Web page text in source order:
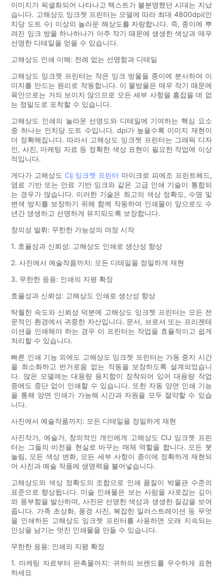
이미지가 픽셀화되어 나타나고 텍스트가 불분명했던 시대는 지났
습니다. 고해상도 잉크젯 프린터는 모델에 따라 최대 4800dpi(인
치당 도트 수) 이상의 놀라운 해상도를 자랑합니다. 즉, 종이에 뿌
려진 잉크 방울 하나하나가 아주 작기 때문에 생생한 색상과 매우
선명한 디테일을 얻을 수 있습니다.
고해상도 인쇄 이해: 전례 없는 선명함과 디테일
고해상도 잉크젯 프린터는 작은 잉크 방울을 종이에 분사하여 이
미지를 만드는 원리로 작동합니다. 이 물방울은 매우 작기 때문에
육안으로는 거의 보이지 않으므로 모든 세부 사항을 흠잡을 데 없
는 정밀도로 포착할 수 있습니다.
고해상도 인쇄의 놀라운 선명도와 디테일에 기여하는 핵심 요소
중 하나는 인치당 도트 수입니다. dpi가 높을수록 이미지 재현이
더 정확해집니다. 따라서 고해상도 잉크젯 프린터는 그래픽 디자
인, 사진, 마케팅 자료 등 정확한 색상 표현이 필요한 작업에 이상
적입니다.
게다가 고해상도 Cij 잉크젯 프린터 마이크로 피에조 프린트헤드,
염료 기반 또는 안료 기반 잉크와 같은 고급 인쇄 기술이 통합되
는 경우가 많습니다. 이러한 기술은 최고의 색상 정확도, 수명 및
변색 방지를 보장하기 위해 함께 작동하여 인쇄물이 앞으로도 수
년간 생생하고 선명하게 유지되도록 보장합니다.
창의성 발휘: 무한한 가능성의 여정 시작
1. 효율성과 신뢰성: 고해상도 인쇄로 생산성 향상
2. 사진에서 예술작품까지: 모든 디테일을 정밀하게 재현
3. 무한한 응용: 인쇄의 지평 확장
효율성과 신뢰성: 고해상도 인쇄로 생산성 향상
탁월한 속도와 신뢰성 덕분에 고해상도 잉크젯 프린터는 모든 전
문적인 환경에서 귀중한 자산입니다. 문서, 브로셔 또는 프리젠테
이션을 인쇄해야 하는 경우 이 프린터는 작업을 효율적이고 쉽게
처리할 수 있습니다.
빠른 인쇄 기능 외에도 고해상도 잉크젯 프린터는 가동 중지 시간
을 최소화하고 번거로움 없는 작동을 보장하도록 설계되었습니
다. 많은 모델에는 대용량 용지함이 장착되어 있어 대용량 작업
중에도 중단 없이 인쇄할 수 있습니다. 또한 자동 양면 인쇄 기능
을 통해 양면 인쇄가 가능해 시간과 자원을 모두 절약할 수 있습
니다.
사진에서 예술작품까지: 모든 디테일을 정밀하게 재현
사진작가, 예술가, 창의적인 개인에게 고해상도 CIJ 잉크젯 프린
터는 그들의 비전을 현실로 바꾸는 매체 역할을 합니다. 모든 붓
놀림, 모든 색상 변화, 모든 세부 사항이 종이에 정확하게 재현되
어 사진과 예술 작품에 생명력을 불어넣습니다.
고해상도와 색상 정확도의 조합으로 인쇄 품질이 박물관 수준의
표준으로 향상됩니다. 미술 인쇄물은 보는 사람을 사로잡는 깊이
와 풍부함을 발산하며, 사진은 선명한 색상과 생생한 질감을 보여
줍니다. 가족 초상화, 풍경 사진, 복잡한 일러스트레이션 등 무엇
을 인쇄하든 고해상도 잉크젯 프린터를 사용하면 오래 지속되는
인상을 남기는 멋진 인쇄물을 만들 수 있습니다.
무한한 응용: 인쇄의 지평 확장
1. 마케팅 자료부터 판촉물까지: 귀하의 브랜드를 우수하게 표현
하세요